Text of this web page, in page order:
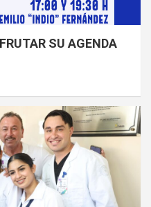
SU AGENDA